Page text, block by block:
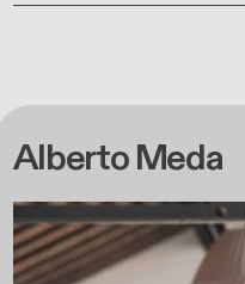
Alberto Meda